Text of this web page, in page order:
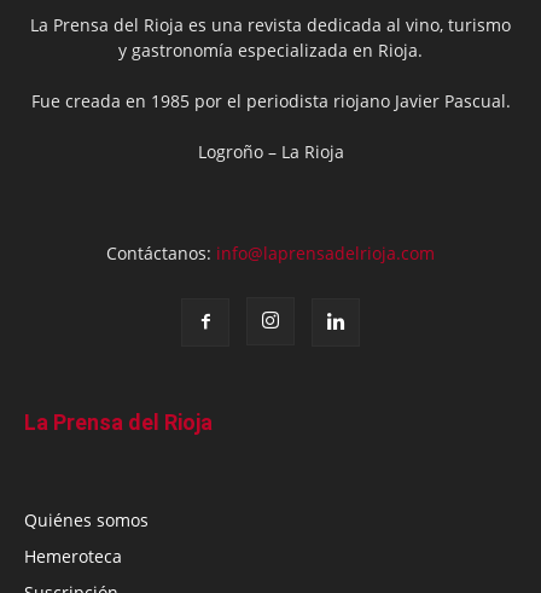
La Prensa del Rioja es una revista dedicada al vino, turismo
y gastronomía especializada en Rioja.
Fue creada en 1985 por el periodista riojano Javier Pascual.
Logroño – La Rioja
Contáctanos: info@laprensadelrioja.com
La Prensa del Rioja
Quiénes somos
Hemeroteca